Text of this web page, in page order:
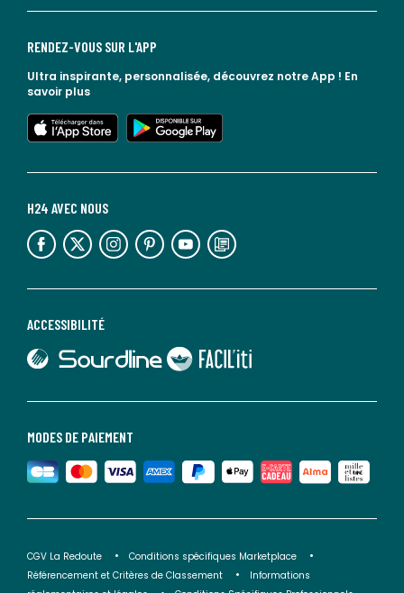
MODES DE PAIEMENT
ACCESSIBILITÉ
lien vers Faciliti
H24 AVEC NOUS
lien vers l'espace réseaux sociaux lien vers l'espace réseaux sociaux lien vers l'espace réseaux sociaux lien vers l'espace réseaux sociaux lien vers l'espace réseaux sociaux lien vers le blog la redoute
RENDEZ-VOUS SUR L'APP
Ultra inspirante, personnalisée, découvrez notre App ! En
savoir plus
lien vers l'app store
lien vers google play
CGV La Redoute
Conditions spécifiques Marketplace
Référencement et Critères de Classement
Informations